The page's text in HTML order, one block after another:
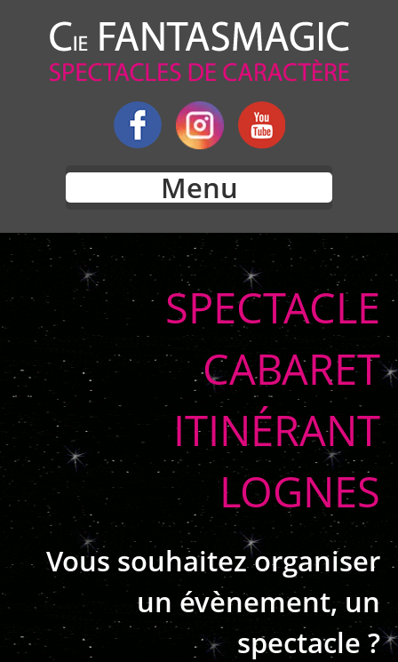
Menu
SPECTACLE
CABARET
ITINÉRANT
LOGNES
Vous souhaitez organiser
un évènement, un
spectacle ?